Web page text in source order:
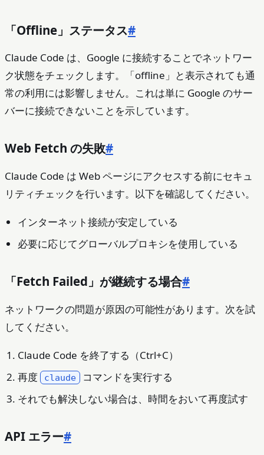
「Offline」ステータス#
Claude Code は、Google に接続することでネットワー
ク状態をチェックします。「offline」と表示されても通
常の利用には影響しません。これは単に Google のサー
バーに接続できないことを示しています。
Web Fetch の失敗#
Claude Code は Web ページにアクセスする前にセキュ
リティチェックを行います。以下を確認してください。
インターネット接続が安定している
必要に応じてグローバルプロキシを使用している
「Fetch Failed」が継続する場合#
ネットワークの問題が原因の可能性があります。次を試
してください。
Claude Code を終了する（Ctrl+C）
再度
claude コマンドを実行する
それでも解決しない場合は、時間をおいて再度試す
API エラー#